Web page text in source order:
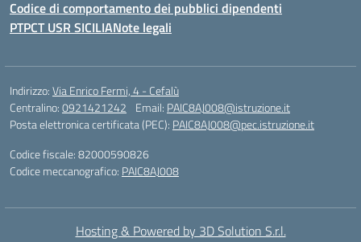
Codice di comportamento dei pubblici dipendenti
PTPCT USR SICILIANote legali
Indirizzo:Via Enrico Fermi, 4 - Cefalù
Centralino:0921421242 Email: PAIC8AJ008@istruzione.it
Posta elettronica certificata (PEC): PAIC8AJ008@pec.istruzione.it
Codice fiscale: 82000590826
Codice meccanografico: PAIC8AJ008
Hosting & Powered by 3D Solution S.r.l.